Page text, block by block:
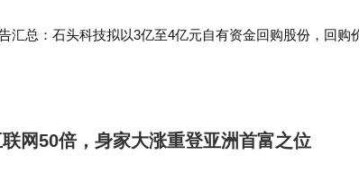
汇总：石头科技拟以3亿至4亿元自有资金回购股份，回购
40,000…
网50倍，身家大涨重登亚洲首富之位